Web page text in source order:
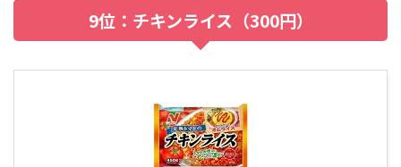
9位：チキンライス（300円）